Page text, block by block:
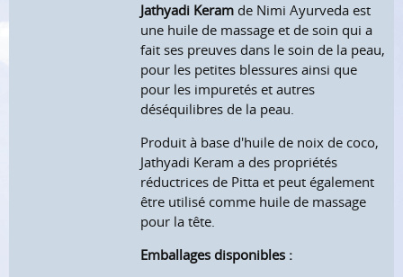
Jathyadi Keram de Nimi Ayurveda est
une huile de massage et de soin qui a
fait ses preuves dans le soin de la peau,
pour les petites blessures ainsi que
pour les impuretés et autres
déséquilibres de la peau.
Produit à base d'huile de noix de coco,
Jathyadi Keram a des propriétés
réductrices de Pitta et peut également
être utilisé comme huile de massage
pour la tête.
Emballages disponibles :